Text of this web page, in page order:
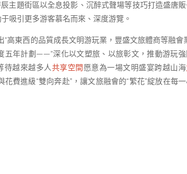
主題街區以全息投影、沉醉式聲場等技巧打造盛唐
吸引更多游客慕名而來、深度游覽。
高東西的品質成長文明游玩業，豐盛文旅體商等融會
五年計劃——“深化以文塑旅、以旅彰文，推動游玩
待越來越多人共享空間愿意為一場文明盛宴跨越山海
花費進級“雙向奔赴”，讓文旅融會的“繁花”綻放在每